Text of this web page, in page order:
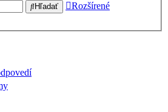
Hľadať
Rozšírené